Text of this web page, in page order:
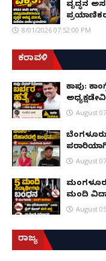
ವೃದ್ಧನ
8/01/2026 07:52:00 PM
ಕರಾವಳಿ
ಕಾಪು:
August
August
ಮಂದಿ
August
ರಾಜ್ಯ